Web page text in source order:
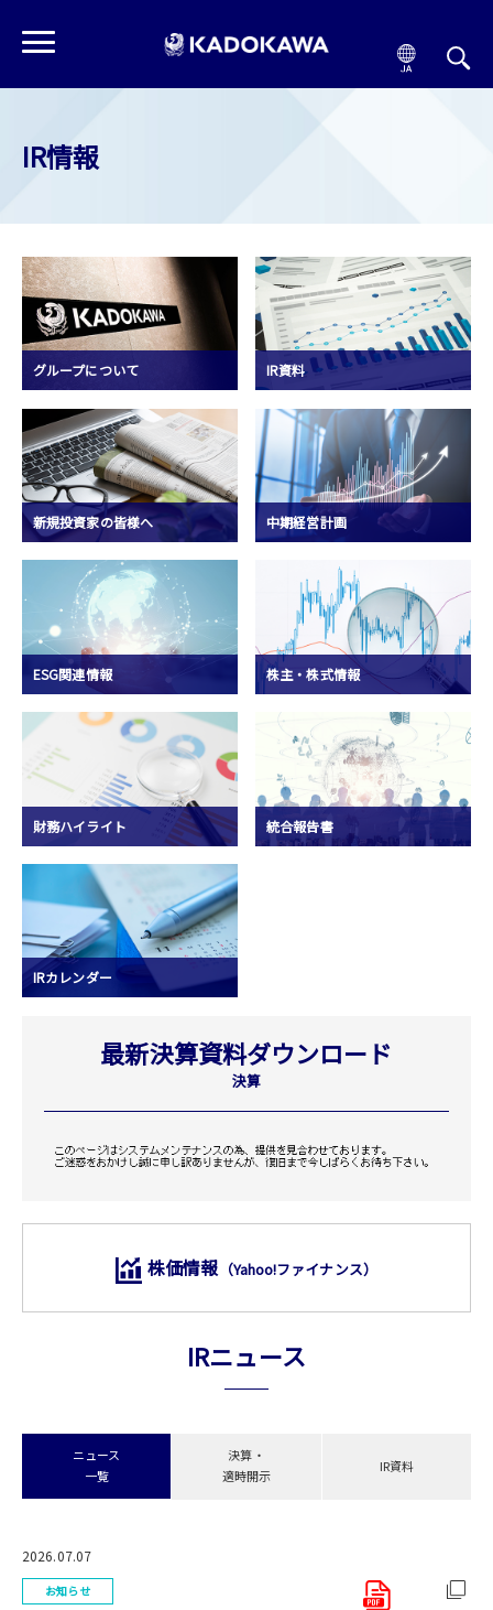
IR情報
グループについて IR資料
新規投資家の皆様へ 中期経営計画
ESG関連情報 株主・株式情報
財務ハイライト 統合報告書
IRカレンダー
最新決算資料ダウンロード
決算
株価情報（Yahoo!ファイナンス）
IRニュース
ニュース
⼀覧
決算・
適時開⽰
IR資料
2026.07.07
お知らせ